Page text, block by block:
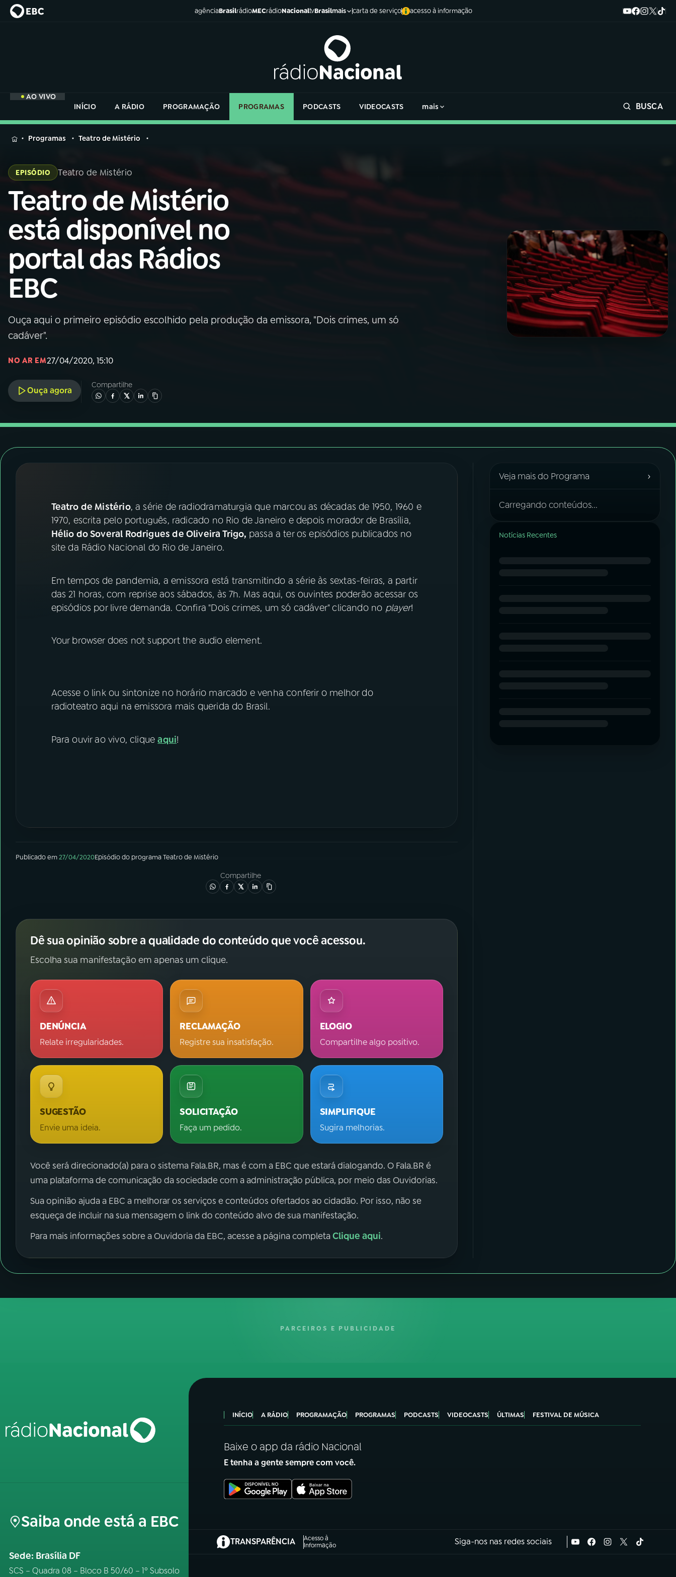
agênciaBrasilrádioMECrádioNacionaltvBrasilmais carta de serviço acesso à informação
AO VIVO
INÍCIO
A RÁDIO PROGRAMAÇÃO PROGRAMAS PODCASTS VIDEOCASTS mais BUSCA
MENU
Buscar
na
Rádio
Nacional
01INÍCIO
02 A RÁDIO
03PROGRAMAÇÃO
05 PODCASTS
ACOMPANHE A RÁDIO NACIONAL
YouTube Facebook
na
Rádio
Programas Teatro de Mistério
EPISÓDIO Teatro de Mistério
Teatro de Mistério
está disponível no
portal das Rádios
EBC
Ouça aqui o primeiro episódio escolhido pela produção da emissora, "Dois crimes, um só
cadáver".
NO AR EM27/04/2020, 15:10
Ouça agora
Compartilhe
Teatro de Mistério, a série de radiodramaturgia que marcou as décadas de 1950, 1960 e
1970, escrita pelo português, radicado no Rio de Janeiro e depois morador de Brasília,
Hélio do Soveral Rodrigues de Oliveira Trigo, passa a ter os episódios publicados no
site da Rádio Nacional do Rio de Janeiro.
Em tempos de pandemia, a emissora está transmitindo a série às sextas-feiras, a partir
das 21 horas, com reprise aos sábados, às 7h. Mas aqui, os ouvintes poderão acessar os
episódios por livre demanda. Confira "Dois crimes, um só cadáver" clicando no player!
Your browser does not support the audio element.
Acesse o link ou sintonize no horário marcado e venha conferir o melhor do
radioteatro aqui na emissora mais querida do Brasil.
Para ouvir ao vivo, cliqueaqui!
Publicado em27/04/2020Episódiodo programaTeatro de Mistério
Compartilhe
Dê sua opinião sobre a qualidade do conteúdo que você acessou.
Escolha sua manifestação em apenas um clique.
DENÚNCIA
Relate irregularidades.
RECLAMAÇÃO
Registre sua insatisfação.
ELOGIO
Compartilhe algo positivo.
SUGESTÃO
Envie uma ideia.
SOLICITAÇÃO
Faça um pedido.
SIMPLIFIQUE
Sugira melhorias.
Você será direcionado(a) para o sistema Fala.BR, mas é com a EBC que estará dialogando. O Fala.BR é
uma plataforma de comunicação da sociedade com a administração pública, por meio das Ouvidorias.
Sua opinião ajuda a EBC a melhorar os serviços e conteúdos ofertados ao cidadão. Por isso, não se
esqueça de incluir na sua mensagem o link do conteúdo alvo de sua manifestação.
Para mais informações sobre a Ouvidoria da EBC, acesse a página completaClique aqui.
Veja mais do Programa ›
Carregando conteúdos...
Notícias Recentes
PARCEIROS E PUBLICIDADE
Saiba onde está a EBC
Sede: Brasília DF
SCS – Quadra 08 – Bloco B 50/60 – 1º Subsolo
INÍCIO A RÁDIO PROGRAMAÇÃO PROGRAMAS PODCASTS VIDEOCASTS ÚLTIMAS FESTIVAL DE MÚSICA
Baixe o app da rádio Nacional
E tenha a gente sempre com você.
TRANSPARÊNCIA
Acesso à
Informação
(abre em nova aba) Siga-nos nas redes sociais